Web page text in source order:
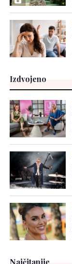
Izdvojeno
Najčitanije